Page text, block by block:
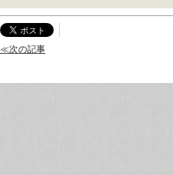
≪次の記事